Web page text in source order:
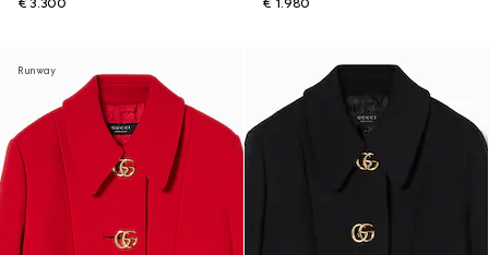
€ 3.300
€ 1.980
Runway